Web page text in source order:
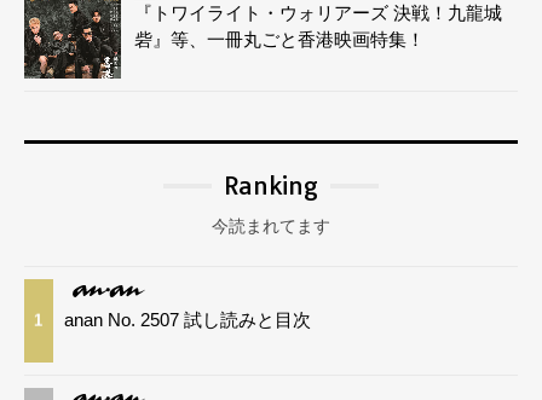
『トワイライト・ウォリアーズ 決戦！九龍城
砦』等、一冊丸ごと香港映画特集！
Ranking
今読まれてます
1 anan No. 2507 試し読みと目次